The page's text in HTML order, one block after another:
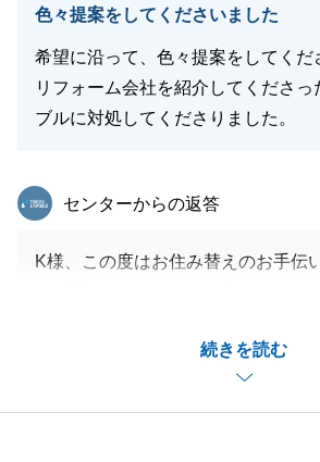
す。
改めて、この度は弊社にお任せいた
うございました。
色々提案をしてくださいました
希望に沿って、色々提案をしてくだ
リフォーム会社を紹介してくださっ
ブルに対処してくださりました。
続きを読む
東急リバブル
センターからの返答
K様、この度はお住み替えのお手伝
今後、不動産に関するお悩みがござ
なことでも構いませんので、何なり